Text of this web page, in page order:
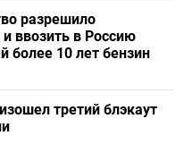
разрешило
ввозить в Россию
более 10 лет бензин
третий блэкаут